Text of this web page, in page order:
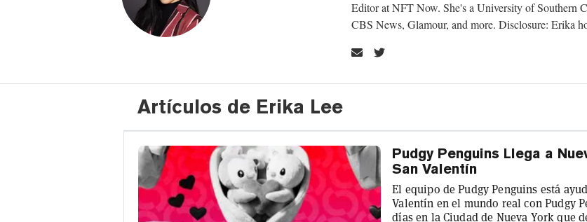
Editor at NFT Now. She's a University of Southern
CBS News, Glamour, and more. Disclosure: Erika
Artículos de Erika Lee
Pudgy Penguins Llega a
San Valentín
El equipo de Pudgy Penguins está
Valentín en el mundo real con Pudgy
días en la Ciudad de Nueva York que